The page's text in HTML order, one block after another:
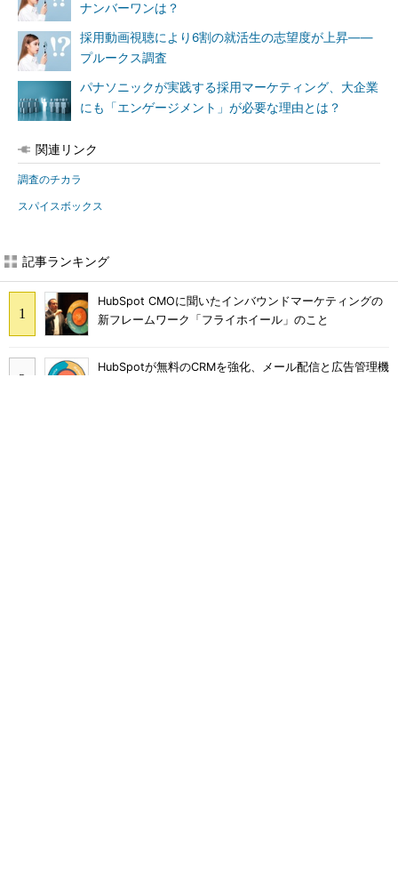
ナンバーワンは？
採用動画視聴により6割の就活生の志望度が上昇――
プルークス調査
パナソニックが実践する採用マーケティング、大企業
にも「エンゲージメント」が必要な理由とは？
関連リンク
調査のチカラ
スパイスボックス
記事ランキング
HubSpot CMOに聞いたインバウンドマーケティングの
新フレームワーク「フライホイール」のこと
HubSpotが無料のCRMを強化、メール配信と広告管理機